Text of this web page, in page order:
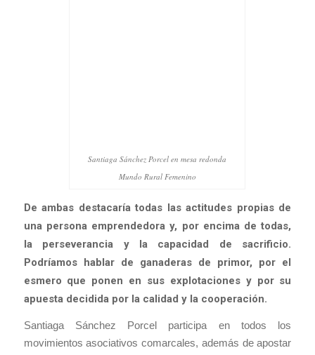
Santiaga Sánchez Porcel en mesa redonda
Mundo Rural Femenino
De ambas destacaría todas las actitudes propias de
una persona emprendedora y, por encima de todas,
la perseverancia y la capacidad de sacrificio.
Podríamos hablar de ganaderas de primor, por el
esmero que ponen en sus explotaciones y por su
apuesta decidida por la calidad y la cooperación.
Santiaga Sánchez Porcel participa en todos los
movimientos asociativos comarcales, además de apostar